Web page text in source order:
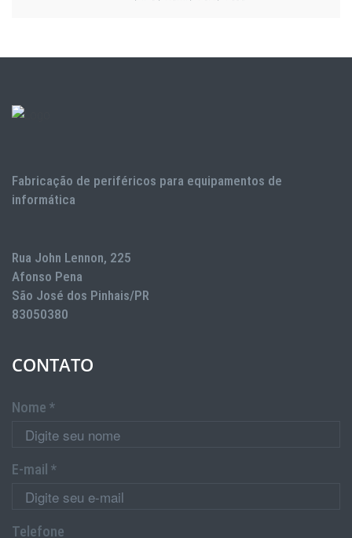
Fabricação de periféricos para equipamentos de
informática
Rua John Lennon, 225
Afonso Pena
São José dos Pinhais/PR
83050380
CONTATO
Nome *
E-mail *
Telefone